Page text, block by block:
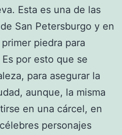
Esta es una de las
San Petersburgo y en
piedra para
por esto que se
para asegurar la
aunque, la misma
en una cárcel, en
personajes